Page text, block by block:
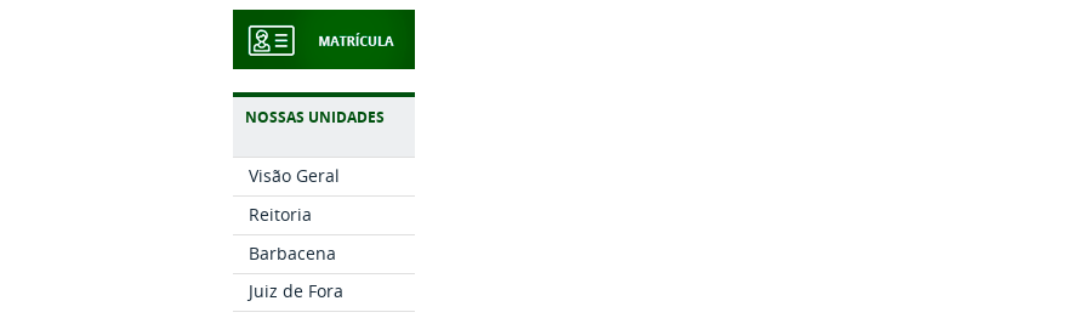
NOSSAS UNIDADES
Visão Geral
Reitoria
Barbacena
Juiz de Fora